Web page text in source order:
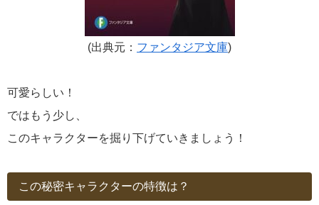
(出典元： ファンタジア文庫)
可愛らしい！
ではもう少し、
このキャラクターを掘り下げていきましょう！
この秘密キャラクターの特徴は？